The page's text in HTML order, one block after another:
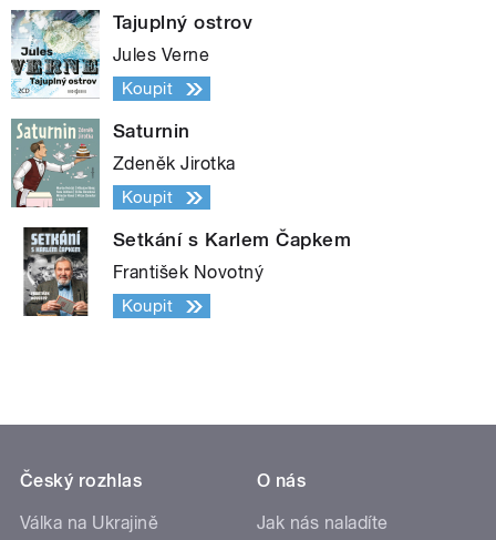
Tajuplný ostrov
Jules Verne
Koupit
Saturnin
Zdeněk Jirotka
Koupit
Setkání s Karlem Čapkem
František Novotný
Koupit
Český rozhlas
Válka na Ukrajině
O nás
Jak nás naladíte